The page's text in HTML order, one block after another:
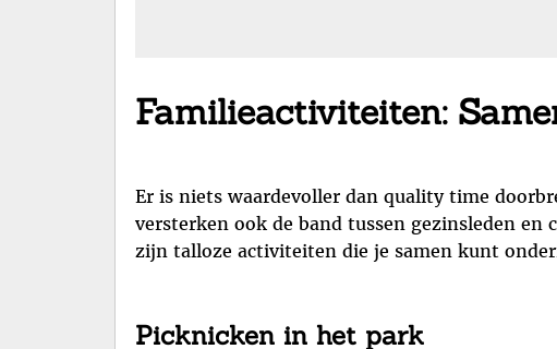
Familieactiviteiten:
Er is niets waardevoller dan quality time
versterken ook de band tussen gezinsleden
zijn talloze activiteiten die je samen kunt
Picknicken in het park